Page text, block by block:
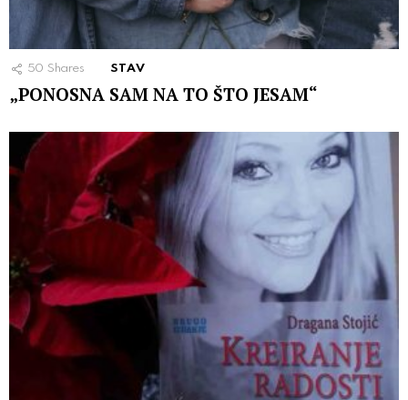
50 Shares STAV
„PONOSNA SAM NA TO ŠTO JESAM“